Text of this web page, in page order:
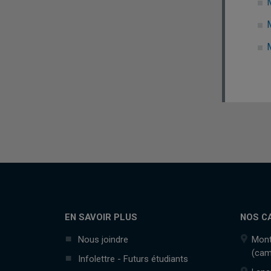
EN SAVOIR PLUS
Nous joindre
Infolettre - Futurs étudiants
NOS